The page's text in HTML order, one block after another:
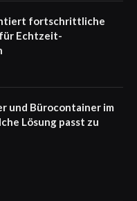
fortschrittliche
Echtzeit-
und Bürocontainer im
Lösung passt zu